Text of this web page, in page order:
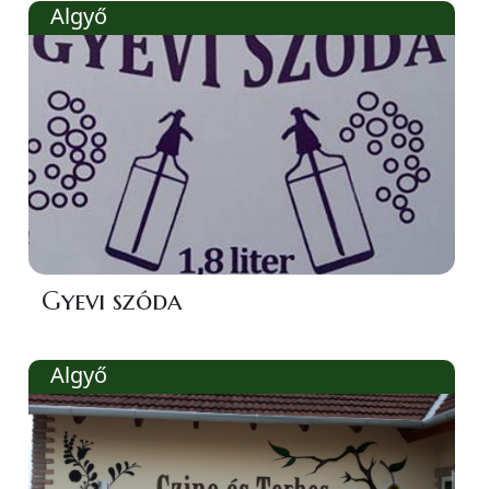
Algyő
Gyevi szóda
Algyő